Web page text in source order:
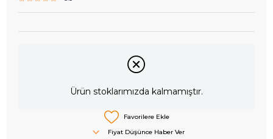
Ürün stoklarımızda kalmamıştır.
Favorilere Ekle
Fiyat Düşünce Haber Ver